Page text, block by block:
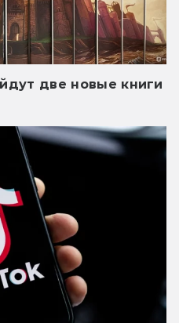
две новые книги